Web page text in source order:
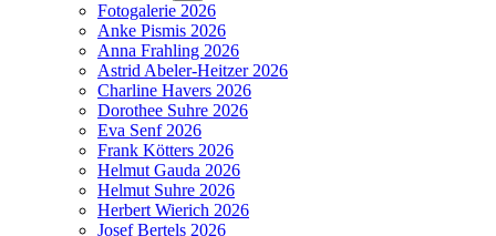
Fotogalerie 2026
Anke Pismis 2026
Anna Frahling 2026
Astrid Abeler-Heitzer 2026
Charline Havers 2026
Dorothee Suhre 2026
Eva Senf 2026
Frank Kötters 2026
Helmut Gauda 2026
Helmut Suhre 2026
Herbert Wierich 2026
Josef Bertels 2026